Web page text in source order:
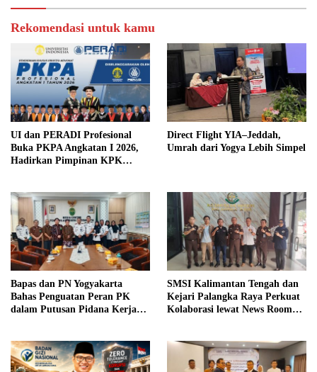
Rekomendasi untuk kamu
UI dan PERADI Profesional
Buka PKPA Angkatan I 2026,
Hadirkan Pimpinan KPK
Direct Flight YIA–Jeddah,
Umrah dari Yogya Lebih Simpel
Bapas dan PN Yogyakarta
Bahas Penguatan Peran PK
dalam Putusan Pidana Kerja
SMSI Kalimantan Tengah dan
Kejari Palangka Raya Perkuat
Kolaborasi lewat News Room